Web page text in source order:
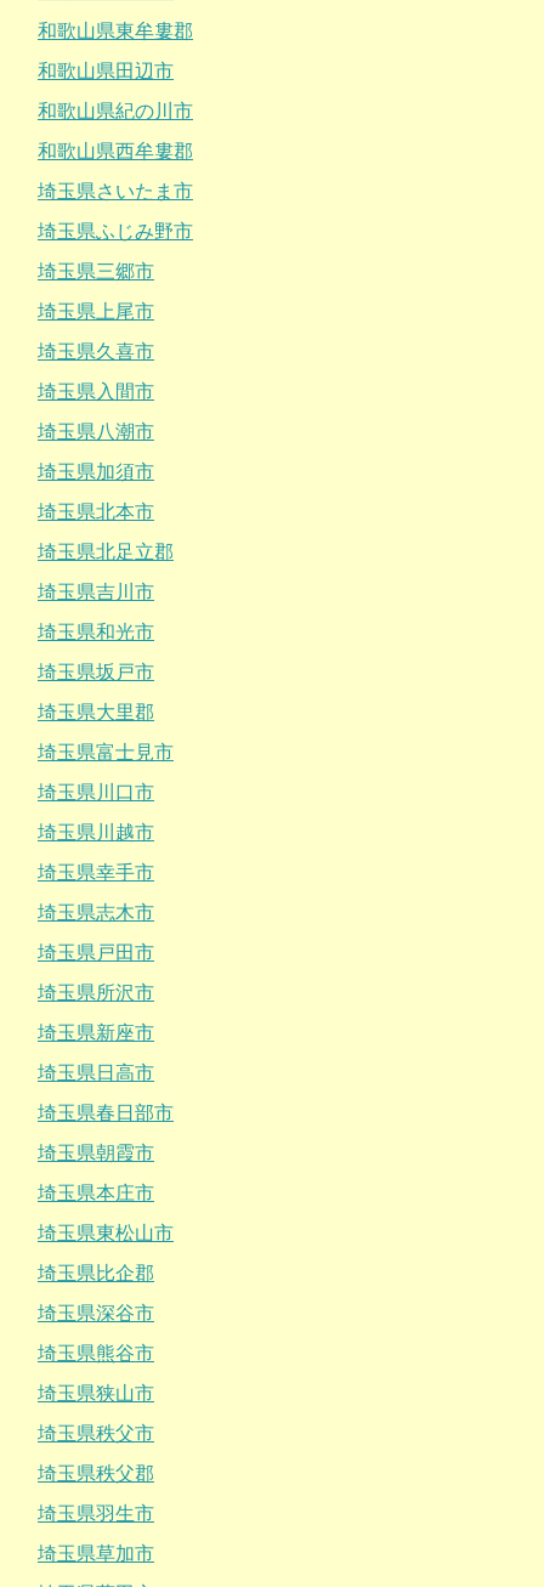
和歌山県東牟婁郡
和歌山県田辺市
和歌山県紀の川市
和歌山県西牟婁郡
埼玉県さいたま市
埼玉県ふじみ野市
埼玉県三郷市
埼玉県上尾市
埼玉県久喜市
埼玉県入間市
埼玉県八潮市
埼玉県加須市
埼玉県北本市
埼玉県北足立郡
埼玉県吉川市
埼玉県和光市
埼玉県坂戸市
埼玉県大里郡
埼玉県富士見市
埼玉県川口市
埼玉県川越市
埼玉県幸手市
埼玉県志木市
埼玉県戸田市
埼玉県所沢市
埼玉県新座市
埼玉県日高市
埼玉県春日部市
埼玉県朝霞市
埼玉県本庄市
埼玉県東松山市
埼玉県比企郡
埼玉県深谷市
埼玉県熊谷市
埼玉県狭山市
埼玉県秩父市
埼玉県秩父郡
埼玉県羽生市
埼玉県草加市